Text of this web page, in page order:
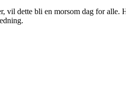
vil dette bli en morsom dag for alle.